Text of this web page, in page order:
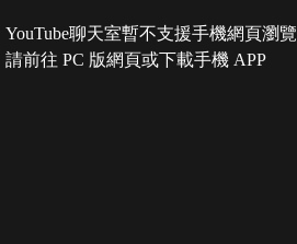
YouTube聊天室暫不支援手機網頁瀏覽
請前往 PC 版網頁或下載手機 APP